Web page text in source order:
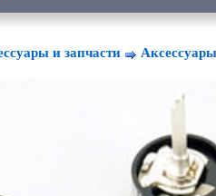
и запчасти